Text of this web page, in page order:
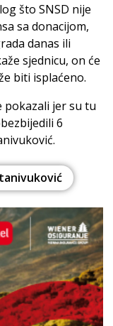
što SNSD nije
sa donacijom,
danas ili
sjednicu, on će
biti isplaćeno.
pokazali jer su tu
6